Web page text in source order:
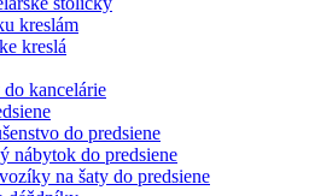
kreslám
kreslá
kancelárie
do predsiene
nábytok do predsiene
na šaty do predsiene